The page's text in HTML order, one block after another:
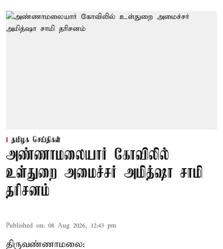
தமிழக செய்திகள்
அண்ணாமலையார் கோவிலில்
உள்துறை அமைச்சர் அமித்ஷா சாமி
தரிசனம்
Published on: 08 Aug 2026, 12:43 pm
திருவண்ணாமலை: